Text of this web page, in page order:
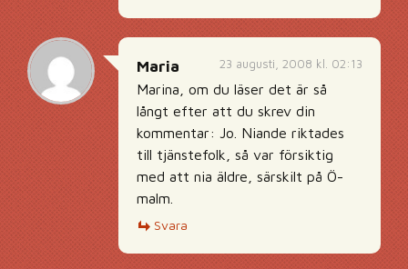
23 augusti, 2008 kl. 02:13
Maria
Marina, om du läser det är så
långt efter att du skrev din
kommentar: Jo. Niande riktades
till tjänstefolk, så var försiktig
med att nia äldre, särskilt på Ö-
malm.
Svara